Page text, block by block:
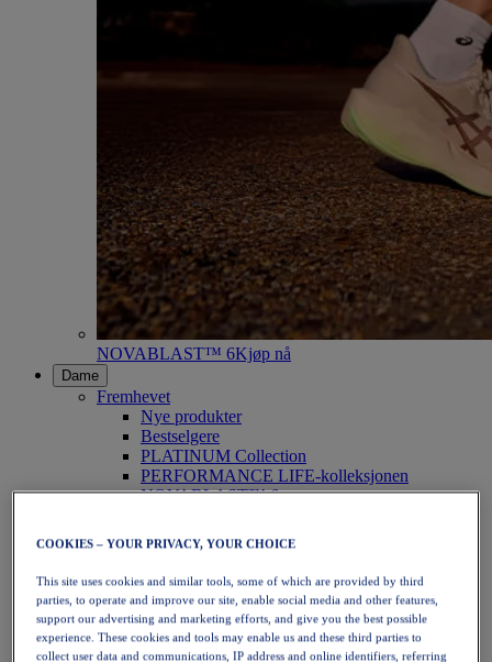
NOVABLAST™ 6Kjøp nå
Dame
Fremhevet
Nye produkter
Bestselgere
PLATINUM Collection
PERFORMANCE LIFE-kolleksjonen
NOVABLAST™ 6
Løping
Terrengløping
Tennis
Volleyball
Håndball
Padel
Netball
COOKIES – YOUR PRIVACY, YOUR CHOICE
This site uses cookies and similar tools, some of which are provided by third
parties, to operate and improve our site, enable social media and other features,
support our advertising and marketing efforts, and give you the best possible
experience. These cookies and tools may enable us and these third parties to
collect user data and communications, IP address and online identifiers, referring